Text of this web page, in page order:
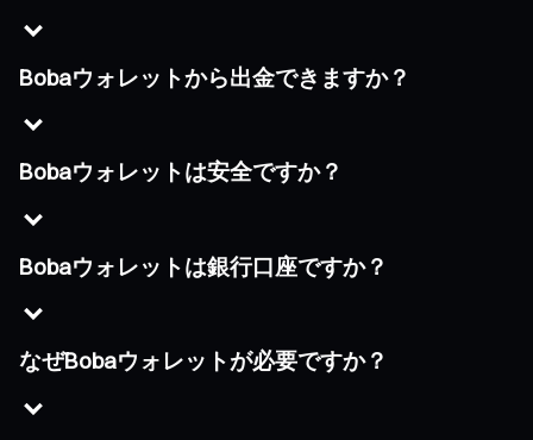
Bobaウォレットから出金できますか？
Bobaウォレットは安全ですか？
Bobaウォレットは銀行口座ですか？
なぜBobaウォレットが必要ですか？